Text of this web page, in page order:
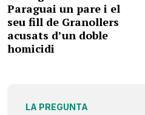
Paraguai un pare i el
seu fill de Granollers
acusats d’un doble
homicidi
LA PREGUNTA